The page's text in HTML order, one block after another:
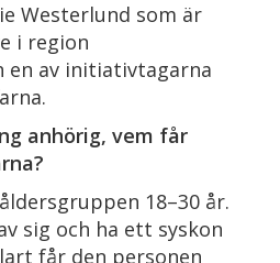
Westerlund som är
i region
en av initiativtagarna
anhörig, vem får
18–30 år.
sig och ha ett syskon
får den personen